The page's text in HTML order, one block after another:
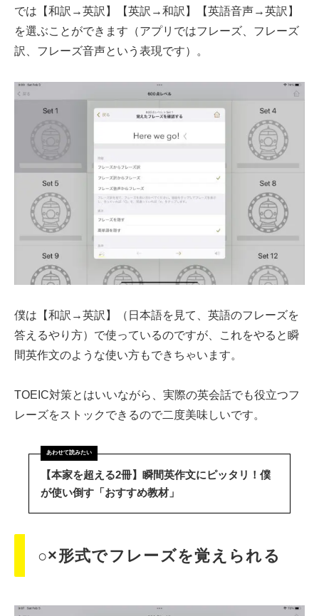
では【和訳→英訳】【英訳→和訳】【英語音声→英訳】
を選ぶことができます（アプリではフレーズ、フレーズ
訳、フレーズ音声という表現です）。
僕は【和訳→英訳】（日本語を見て、英語のフレーズを
答えるやり方）で使っているのですが、これをやると瞬
間英作文のような使い方もできちゃいます。
TOEIC対策とはいいながら、実際の英会話でも役立つフ
レーズをストックできるので二度美味しいです。
【本家を超える2冊】瞬間英作文にピッタリ！僕
が使い倒す「おすすめ教材」
○×形式でフレーズを覚えられる